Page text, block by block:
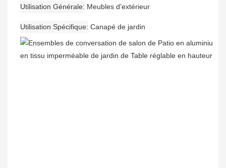
Utilisation Générale Meubles d'extérieur
Utilisation Spécifique Canapé de jardin